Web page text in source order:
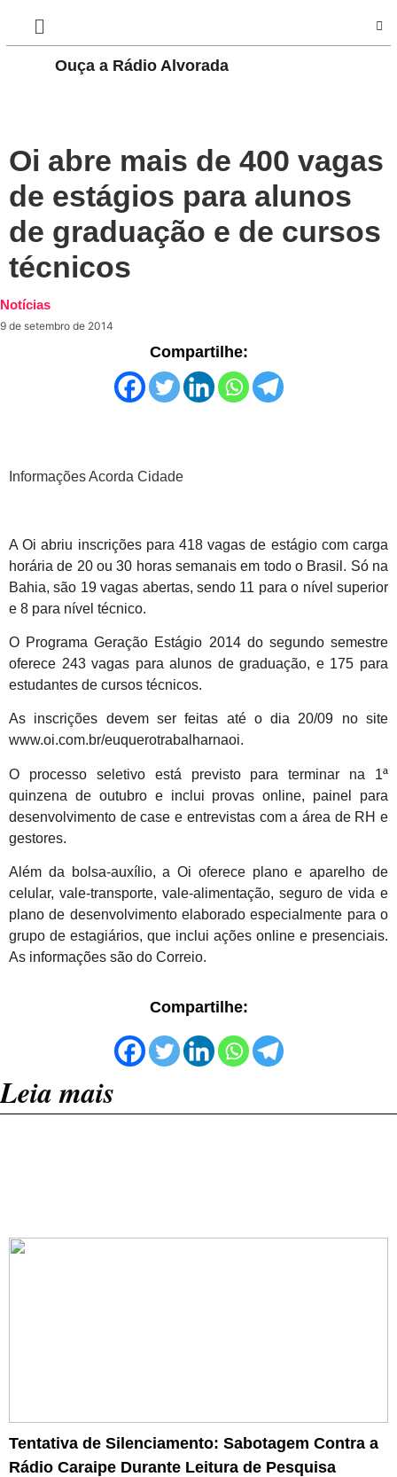
Ouça a Rádio Alvorada
Oi abre mais de 400 vagas
de estágios para alunos
de graduação e de cursos
técnicos
Notícias
9 de setembro de 2014
Compartilhe:
Informações Acorda Cidade
A Oi abriu inscrições para 418 vagas de estágio com carga
horária de 20 ou 30 horas semanais em todo o Brasil. Só na
Bahia, são 19 vagas abertas, sendo 11 para o nível superior
e 8 para nível técnico.
O Programa Geração Estágio 2014 do segundo semestre
oferece 243 vagas para alunos de graduação, e 175 para
estudantes de cursos técnicos.
As inscrições devem ser feitas até o dia 20/09 no site
www.oi.com.br/euquerotrabalharnaoi.
O processo seletivo está previsto para terminar na 1ª
quinzena de outubro e inclui provas online, painel para
desenvolvimento de case e entrevistas com a área de RH e
gestores.
Além da bolsa-auxílio, a Oi oferece plano e aparelho de
celular, vale-transporte, vale-alimentação, seguro de vida e
plano de desenvolvimento elaborado especialmente para o
grupo de estagiários, que inclui ações online e presenciais.
As informações são do Correio.
Compartilhe:
Leia mais
Tentativa de Silenciamento: Sabotagem Contra a
Rádio Caraipe Durante Leitura de Pesquisa